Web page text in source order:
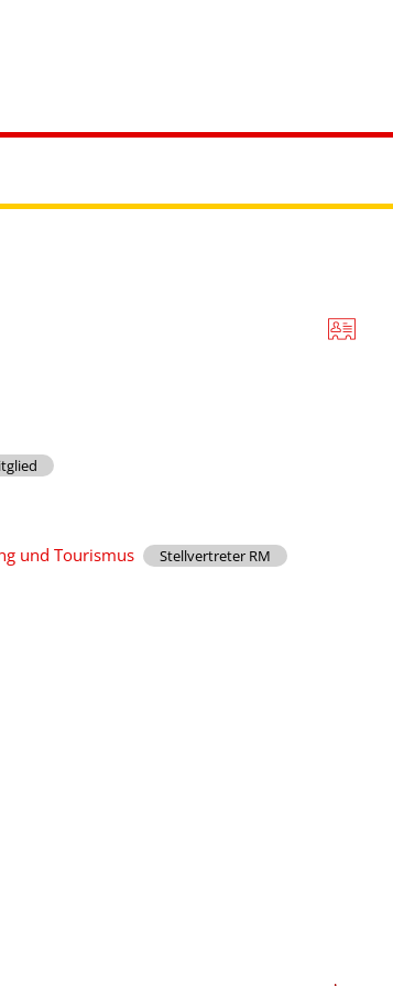
und Tourismus Stellvertreter RM